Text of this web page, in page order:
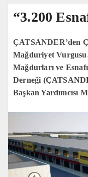
“3.200
ÇATSANDER’den
Mağduriyet
Mağdurları ve
Derneği
Başkan Yardımcısı